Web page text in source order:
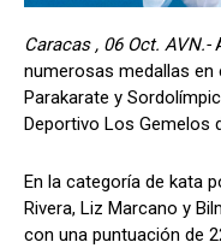
Caracas , 06 Oct. AVN.-
numerosas medallas en
Parakarate y
Deportivo Los Gemelos
En la categoría de kata
Rivera, Liz Marcano y
con una puntuación de